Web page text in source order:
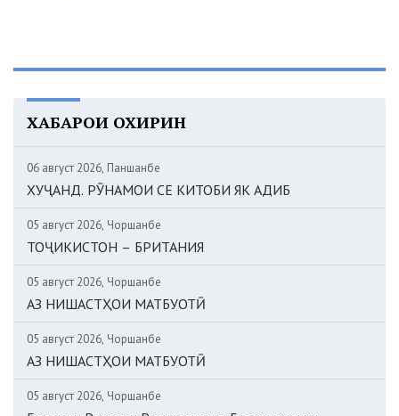
ХАБАРҲОИ ОХИРИН
06 август 2026, Панҷшанбе
ХУҶАНД. РӮНАМОИ СЕ КИТОБИ ЯК АДИБ
05 август 2026, Чоршанбе
ТОҶИКИСТОН – БРИТАНИЯ
05 август 2026, Чоршанбе
АЗ НИШАСТҲОИ МАТБУОТӢ
05 август 2026, Чоршанбе
АЗ НИШАСТҲОИ МАТБУОТӢ
05 август 2026, Чоршанбе